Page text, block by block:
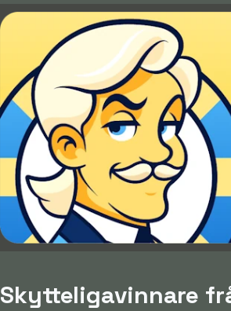
Skytteligavinnare